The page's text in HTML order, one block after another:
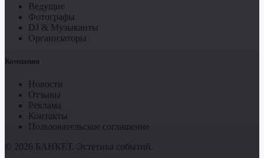
Ведущие
Фотографы
DJ & Музыканты
Организаторы
Компания
Новости
Отзывы
Реклама
Контакты
Пользовательское соглашение
© 2026 БАНКЕТ. Эстетика событий.